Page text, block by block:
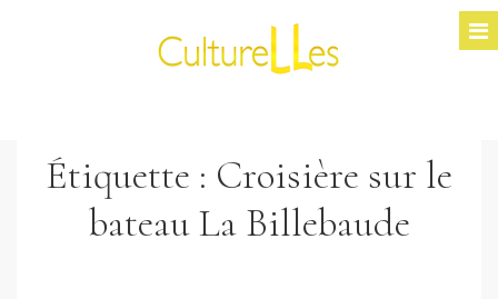
Étiquette : Croisière sur le
bateau La Billebaude